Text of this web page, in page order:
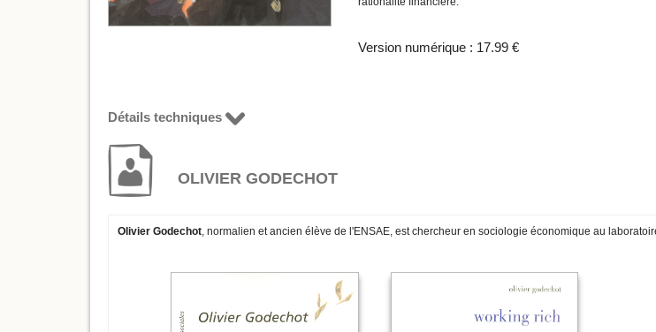
Version numérique : 17.99 €
Détails techniques
OLIVIER GODECHOT
Olivier Godechot, normalien et ancien élève de l'ENSAE, est chercheur en sociologie économique au